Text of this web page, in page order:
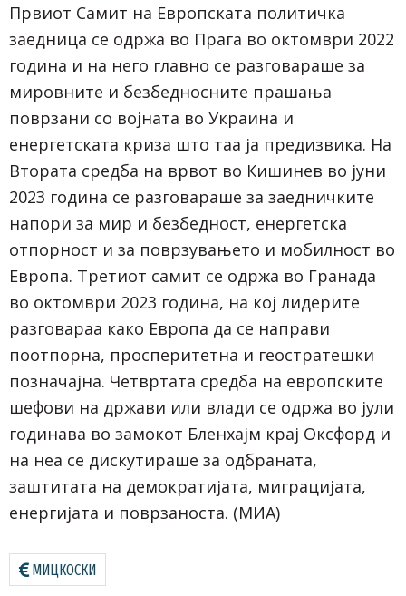
Првиот Самит на Европската политичка
заедница се одржа во Прага во октомври 2022
година и на него главно се разговараше за
мировните и безбедносните прашања
поврзани со војната во Украина и
енергетската криза што таа ја предизвика. На
Втората средба на врвот во Кишинев во јуни
2023 година се разговараше за заедничките
напори за мир и безбедност, енергетска
отпорност и за поврзувањето и мобилност во
Европа. Третиот самит се одржа во Гранада
во октомври 2023 година, на кој лидерите
разговараа како Европа да се направи
поотпорна, просперитетна и геостратешки
позначајна. Четвртата средба на европските
шефови на држави или влади се одржа во јули
годинава во замокот Бленхајм крај Оксфорд и
на неа се дискутираше за одбраната,
заштитата на демократијата, миграцијата,
енергијата и поврзаноста. (МИА)
МИЦКОСКИ